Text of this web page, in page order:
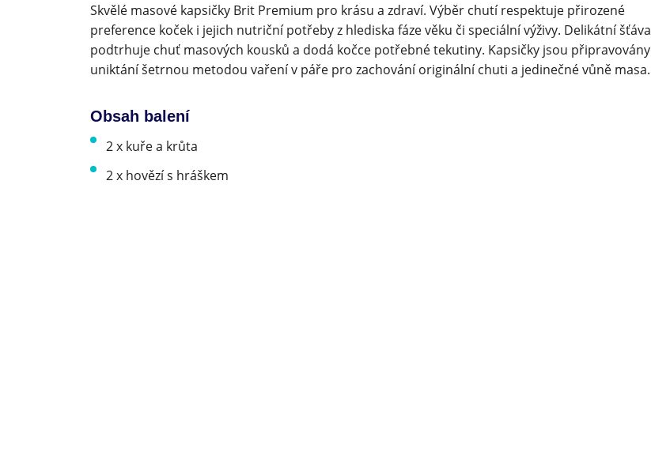
Skvělé masové kapsičky Brit Premium pro krásu a zdraví. Výběr chutí respektuje přirozené
preference koček i jejich nutriční potřeby z hlediska fáze věku či speciální výživy. Delikátní šťáva
podtrhuje chuť masových kousků a dodá kočce potřebné tekutiny. Kapsičky jsou připravovány
uniktání šetrnou metodou vaření v páře pro zachování originální chuti a jedinečné vůně masa.
Obsah balení
2 x kuře a krůta
2 x hovězí s hráškem